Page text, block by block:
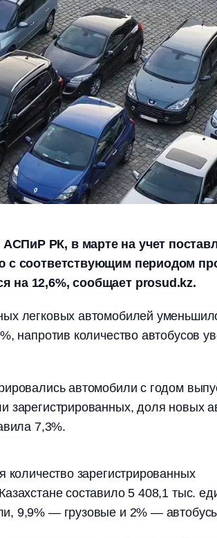
РК, в марте на учет
с соответствующим периодом
на 12,6%, сообщает prosud.kz.
легковых автомобилей
напротив количество автобусов
автомобили с годом
зарегистрированных, доля новых
7,3%.
количество зарегистрированных
составило 5 408,1 тыс.
9,9% — грузовые и 2% —